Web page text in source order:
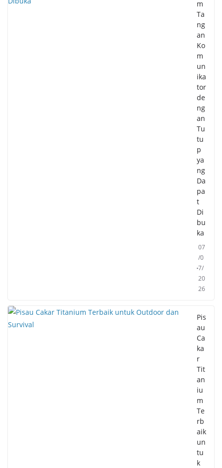
m
Ta
ng
an
Ko
m
un
ika
tor
de
ng
an
Tu
tu
p
ya
ng
Da
pa
t
Di
bu
ka
07
/0
7/
20
26
Pis
au
Ca
ka
r
Tit
an
iu
m
Te
rb
aik
un
tu
k